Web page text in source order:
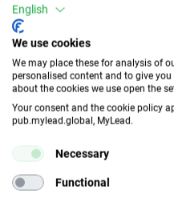
Bize katılın
seçin
MyLead
en etkili
yapın. Evet,
English
We use cookies
We may place these for analysis of
personalised content and to give
about the cookies we use open the
Your consent and the cookie policy
pub.mylead.global, MyLead.
Necessary
Functional